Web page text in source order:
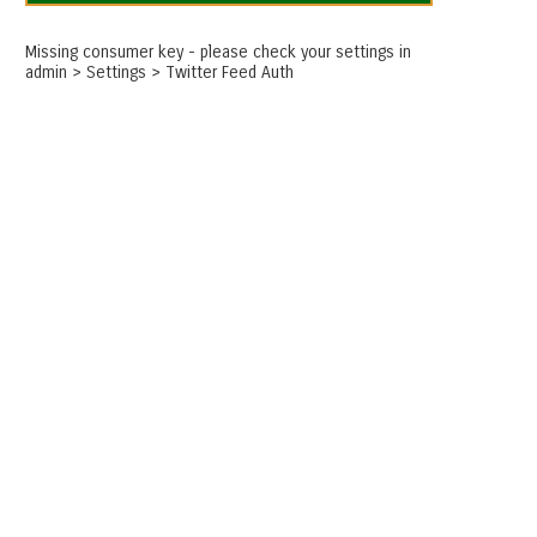
Missing consumer key - please check your settings in
admin > Settings > Twitter Feed Auth